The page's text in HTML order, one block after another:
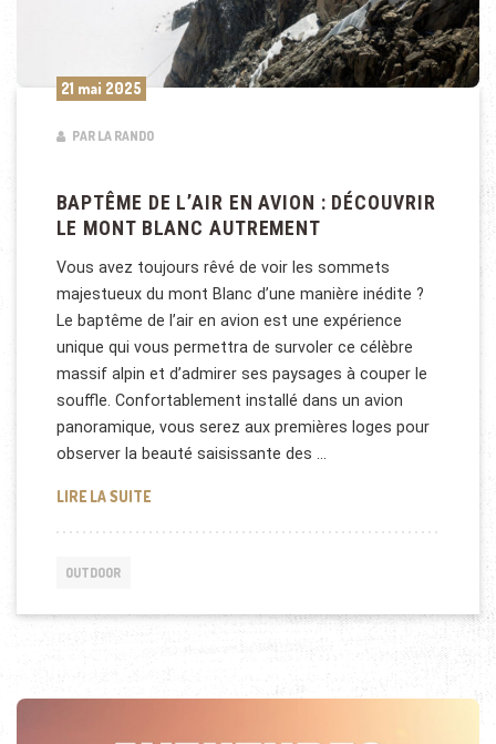
21 mai 2025
PAR LA RANDO
BAPTÊME DE L’AIR EN AVION : DÉCOUVRIR
LE MONT BLANC AUTREMENT
Vous avez toujours rêvé de voir les sommets
majestueux du mont Blanc d’une manière inédite ?
Le baptême de l’air en avion est une expérience
unique qui vous permettra de survoler ce célèbre
massif alpin et d’admirer ses paysages à couper le
souffle. Confortablement installé dans un avion
panoramique, vous serez aux premières loges pour
observer la beauté saisissante des …
LIRE LA SUITEBAPTÊME DE L’AIR EN AVION : DÉCOUVRIR LE
OUTDOOR